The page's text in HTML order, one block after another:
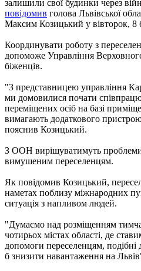
залишили свої будинки через
повідомив голова Львівської
Максим Козицький у вівторок, 8
Координувати роботу з
допоможе Управління
біженців.
"З представницею управління
ми домовилися почати
переміщених осіб на базі
вимагають додаткового
пояснив Козицький.
З ООН вирішуватимуть
вимушеним переселенцям.
Як повідомив Козицький,
наметах поблизу міжнародних
ситуація з напливом людей.
"Думаємо над розміщенням
чотирьох містах області, де
допомоги переселенцям, подібні
б знизити навантаження на